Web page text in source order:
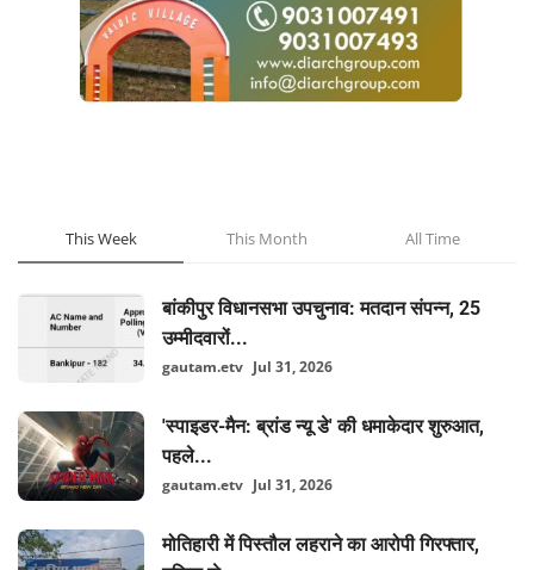
This Week This Month All Time
बांकीपुर विधानसभा उपचुनाव: मतदान संपन्न, 25
उम्मीदवारों...
gautam.etv Jul 31, 2026
'स्पाइडर-मैन: ब्रांड न्यू डे' की धमाकेदार शुरुआत,
पहले...
gautam.etv Jul 31, 2026
मोतिहारी में पिस्तौल लहराने का आरोपी गिरफ्तार,